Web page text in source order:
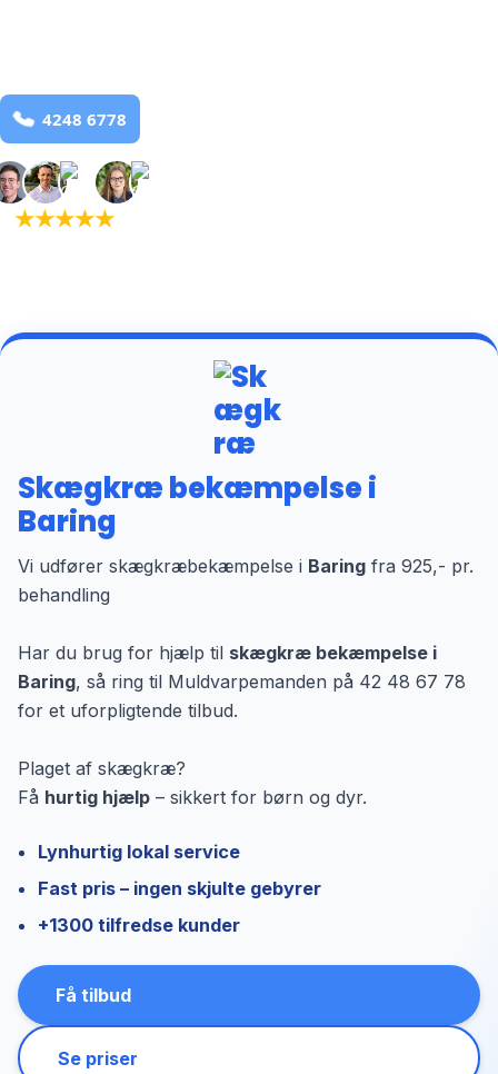
★★★★★(5,0)
Skægkræ bekæmpelse i
Baring
Vi udfører skægkræbekæmpelse i Baring fra 925,- pr.
behandling
Har du brug for hjælp til skægkræ bekæmpelse i
Baring, så ring til Muldvarpemanden på 42 48 67 78
for et uforpligtende tilbud.
Plaget af skægkræ?
Få hurtig hjælp – sikkert for børn og dyr.
Lynhurtig lokal service
Fast pris – ingen skjulte gebyrer
+1300 tilfredse kunder
Få tilbud
Se priser